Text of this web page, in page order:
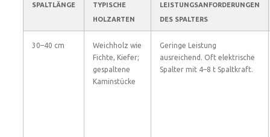
SPALTLÄNGE
TYPISCHE
HOLZARTEN
LEISTUNGSANFORDERUNGEN
DES SPALTERS
30–40 cm
Weichholz wie
Fichte, Kiefer;
gespaltene
Kaminstücke
Geringe Leistung
ausreichend. Oft elektrische
Spalter mit 4–8 t Spaltkraft.